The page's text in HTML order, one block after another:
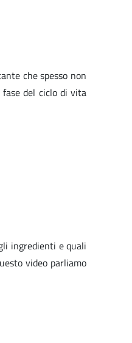
che spesso non
del ciclo di vita
ingredienti e quali
video parliamo